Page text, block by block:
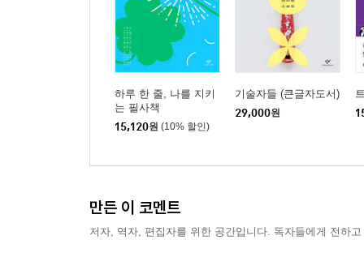
하루 한 줄, 나를 지키
는 필사책
15,120원 (10% 할인)
기술자들 (큰글자도서)
29,000원
만든 이 코멘트
저자, 역자, 편집자를 위한 공간입니다. 독자들에게 전하